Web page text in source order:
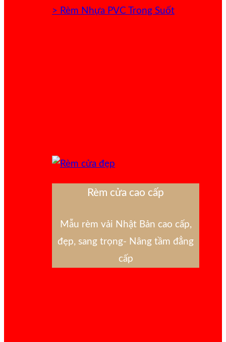
> Rèm Nhựa PVC Trong Suốt
Rèm cửa cao cấp
Mẫu rèm vải Nhật Bản cao cấp,
đẹp, sang trọng- Nâng tầm đẳng
cấp